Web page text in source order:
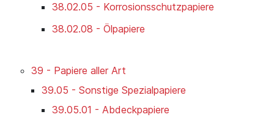
38.02.05 - Korrosionsschutzpapiere
38.02.08 - Ölpapiere
39 - Papiere aller Art
39.05 - Sonstige Spezialpapiere
39.05.01 - Abdeckpapiere